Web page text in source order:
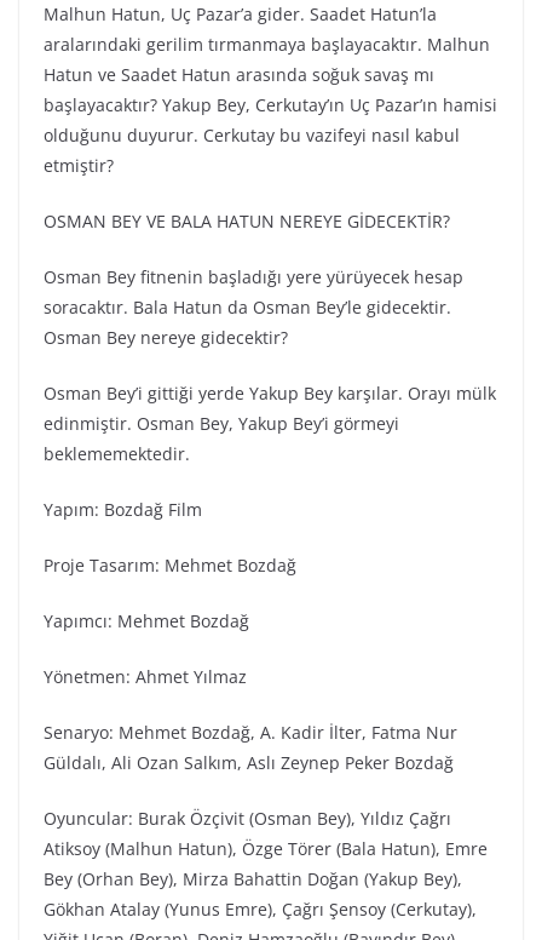
Malhun Hatun, Uç Pazar’a gider. Saadet Hatun’la
aralarındaki gerilim tırmanmaya başlayacaktır. Malhun
Hatun ve Saadet Hatun arasında soğuk savaş mı
başlayacaktır? Yakup Bey, Cerkutay’ın Uç Pazar’ın hamisi
olduğunu duyurur. Cerkutay bu vazifeyi nasıl kabul
etmiştir?
OSMAN BEY VE BALA HATUN NEREYE GİDECEKTİR?
Osman Bey fitnenin başladığı yere yürüyecek hesap
soracaktır. Bala Hatun da Osman Bey’le gidecektir.
Osman Bey nereye gidecektir?
Osman Bey’i gittiği yerde Yakup Bey karşılar. Orayı mülk
edinmiştir. Osman Bey, Yakup Bey’i görmeyi
beklememektedir.
Yapım: Bozdağ Fi̇lm
Proje Tasarım: Mehmet Bozdağ
Yapımcı: Mehmet Bozdağ
Yönetmen: Ahmet Yılmaz
Senaryo: Mehmet Bozdağ, A. Kadir İlter, Fatma Nur
Güldalı, Ali Ozan Salkım, Aslı Zeynep Peker Bozdağ
Oyuncular: Burak Özçivit (Osman Bey), Yıldız Çağrı
Atiksoy (Malhun Hatun), Özge Törer (Bala Hatun), Emre
Bey (Orhan Bey), Mirza Bahattin Doğan (Yakup Bey),
Gökhan Atalay (Yunus Emre), Çağrı Şensoy (Cerkutay),